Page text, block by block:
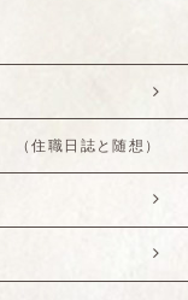
（住職日誌と随想）